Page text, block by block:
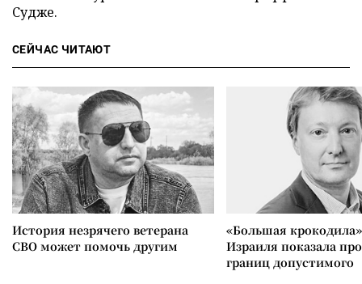
Судже.
СЕЙЧАС ЧИТАЮТ
История незрячего ветерана
СВО может помочь другим
«Большая
Израиля показала
границ допустимого